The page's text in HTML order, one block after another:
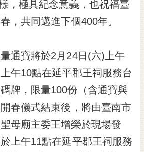
，極具紀念意義，也祝福臺
，共同邁進下個400年。
通寶將於2月24日(六)上午
午10點在延平郡王祠服務台
牌，限量100份（含通寶與
春儀式結束後，將由臺南市
母廟主委王增榮於現場發
上午11點在延平郡王祠服務